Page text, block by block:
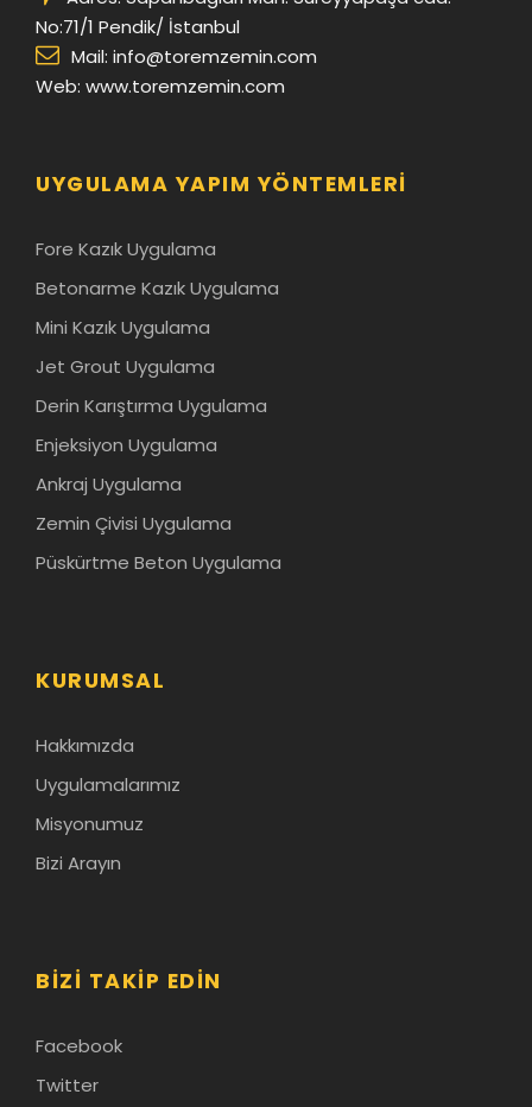
No:71/1 Pendik/ İstanbul
Mail: info@toremzemin.com
Web: www.toremzemin.com
UYGULAMA YAPIM YÖNTEMLERI
Fore Kazık Uygulama
Betonarme Kazık Uygulama
Mini Kazık Uygulama
Jet Grout Uygulama
Derin Karıştırma Uygulama
Enjeksiyon Uygulama
Ankraj Uygulama
Zemin Çivisi Uygulama
Püskürtme Beton Uygulama
KURUMSAL
Hakkımızda
Uygulamalarımız
Misyonumuz
Bizi Arayın
BIZI TAKIP EDIN
Facebook
Twitter